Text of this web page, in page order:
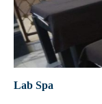
Lab Spa